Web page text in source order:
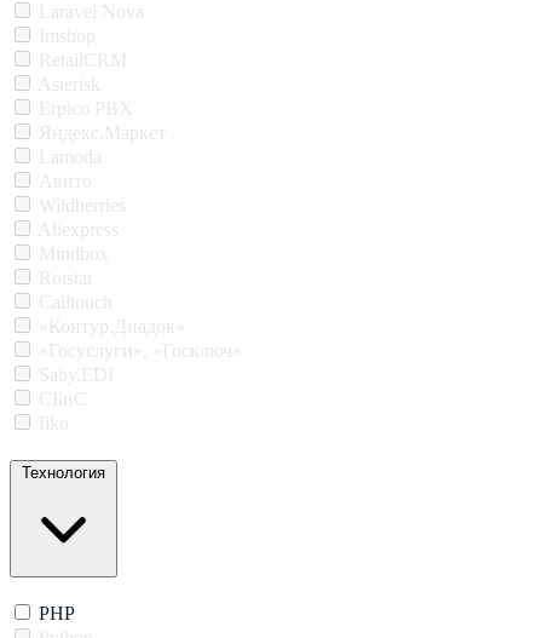
Laravel Nova
Imshop
RetailCRM
Asterisk
Erpico PBX
Яндекс.Маркет
Lamoda
Авито
Wildberries
Aliexpress
Mindbox
Roistat
Calltouch
«Контур.Диадок»
«Госуслуги», «Госключ»
Saby.EDI
СБиС
Iiko
Технология
PHP